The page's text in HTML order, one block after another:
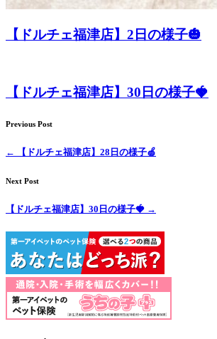
【ドルチェ福津店】2日の様子🎃
【ドルチェ福津店】30日の様子🍓
Previous Post
← 【ドルチェ福津店】28日の様子🍏
Next Post
【ドルチェ福津店】30日の様子🍓 →